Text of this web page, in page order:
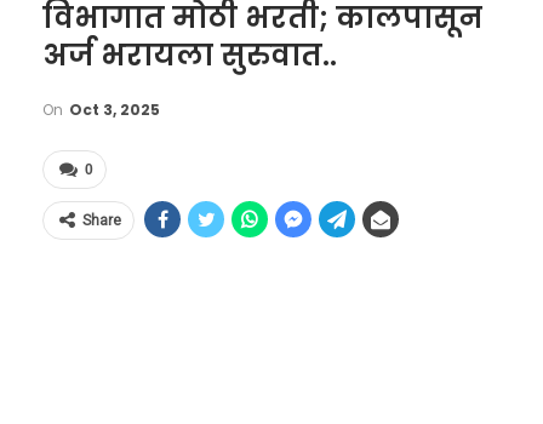
विभागात मोठी भरती; कालपासून
अर्ज भरायला सुरुवात..
On Oct 3, 2025
0
Share